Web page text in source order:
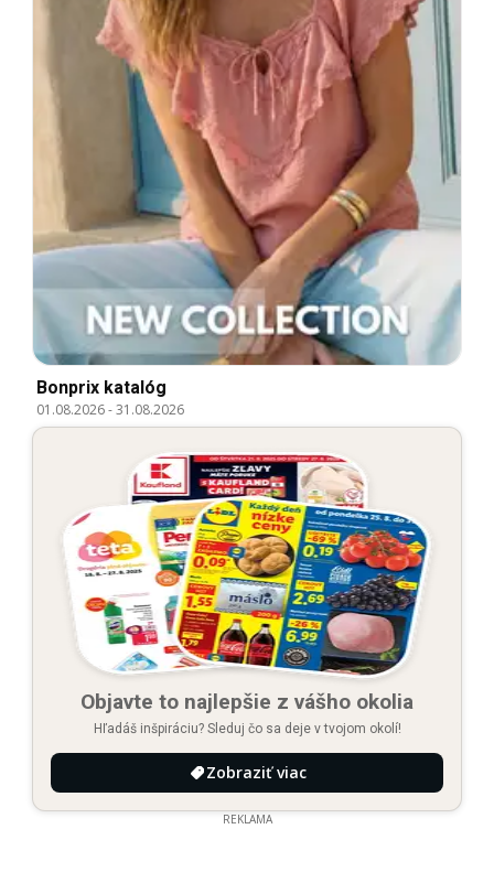
Bonprix katalóg
01.08.2026-31.08.2026
Objavte to najlepšie z vášho okolia
Hľadáš inšpiráciu? Sleduj čo sa deje v tvojom okolí!
Zobraziť viac
REKLAMA